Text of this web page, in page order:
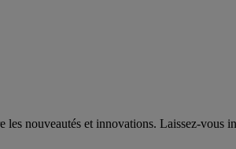
nouveautés et innovations. Laissez-vous